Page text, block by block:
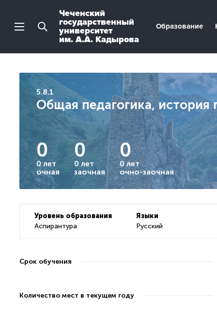
Чеченский
государственный
университет
им. А.А. Кадырова
Образование
5.8.1
Общая педагогика, история
0
0 лет
очная
0
0 лет
заочная
0
0 лет
очно-заочная
Уровень образования
Аспирантура
Языки
Русский
Срок обучения
Количество мест в текущем году